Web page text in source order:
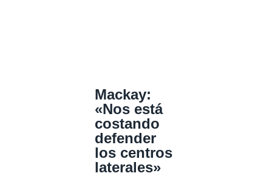
Mackay:
«Nos está
costando
defender
los centros
laterales»